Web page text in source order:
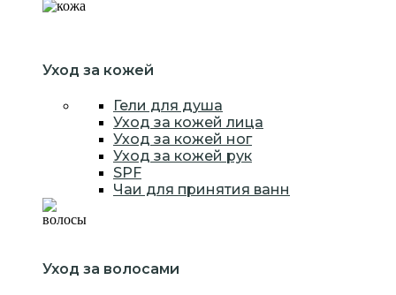
Уход за кожей
Гели для душа
Уход за кожей лица
Уход за кожей ног
Уход за кожей рук
SPF
Чаи для принятия ванн
Уход за волосами